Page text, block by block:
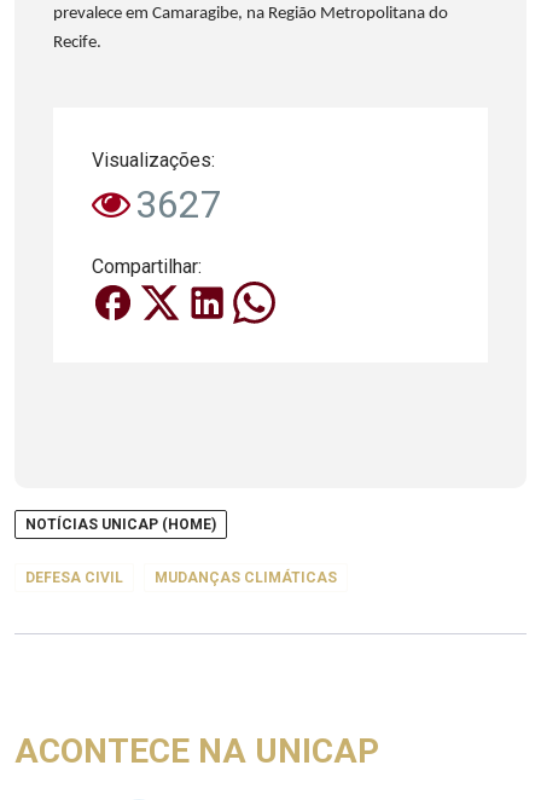
prevalece em Camaragibe, na Região Metropolitana do
Recife.
Visualizações:
3627
Compartilhar:
NOTÍCIAS UNICAP (HOME)
DEFESA CIVIL MUDANÇAS CLIMÁTICAS
ACONTECE NA UNICAP